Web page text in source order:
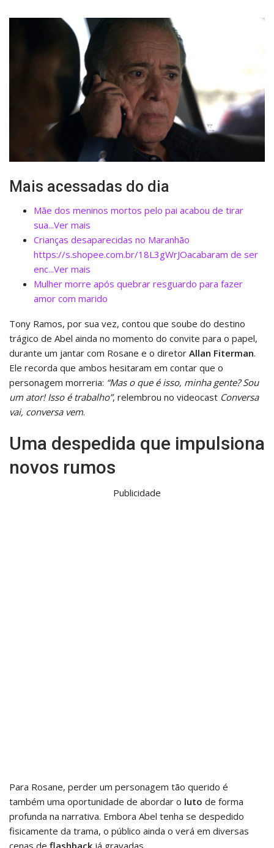
Mais acessadas do dia
Mãe dos meninos mortos pelo pai acabou de tirar
sua...Ver mais
Crianças desaparecidas no Maranhão
https://s.shopee.com.br/18L3gWrJOacabaram de ser
enc...Ver mais
Mulher morre após quebrar resguardo para fazer
amor com marido
Tony Ramos, por sua vez, contou que soube do destino
trágico de Abel ainda no momento do convite para o papel,
durante um jantar com Rosane e o diretor Allan Fiterman.
Ele recorda que ambos hesitaram em contar que o
personagem morreria: “Mas o que é isso, minha gente? Sou
um ator! Isso é trabalho”, relembrou no videocast Conversa
vai, conversa vem.
Uma despedida que impulsiona
novos rumos
Publicidade
Para Rosane, perder um personagem tão querido é
também uma oportunidade de abordar o luto de forma
profunda na narrativa. Embora Abel tenha se despedido
fisicamente da trama, o público ainda o verá em diversas